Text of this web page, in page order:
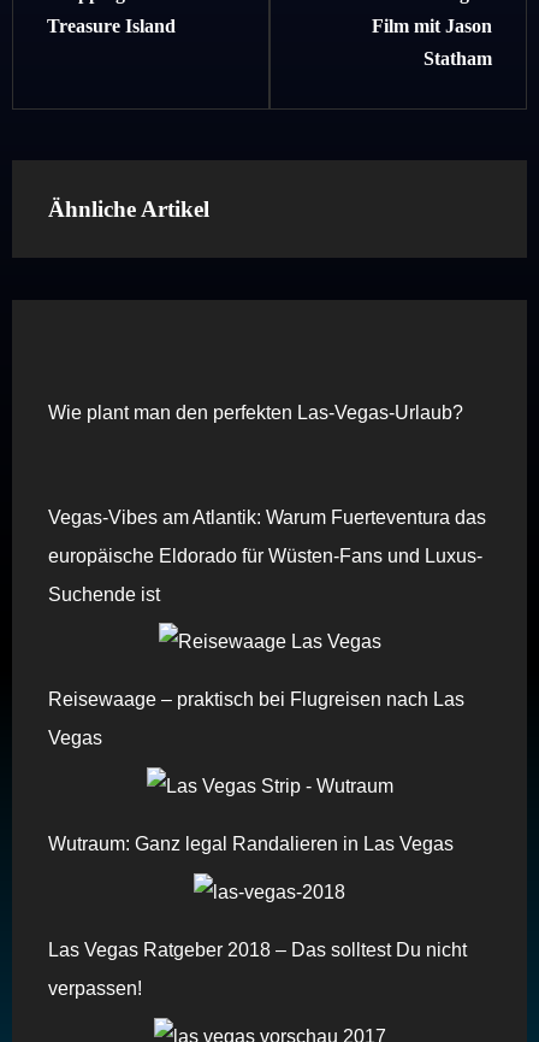
Treasure Island
Film mit Jason
Statham
Ähnliche Artikel
Wie plant man den perfekten Las-Vegas-Urlaub?
Vegas-Vibes am Atlantik: Warum Fuerteventura das
europäische Eldorado für Wüsten-Fans und Luxus-
Suchende ist
Reisewaage – praktisch bei Flugreisen nach Las
Vegas
Wutraum: Ganz legal Randalieren in Las Vegas
Las Vegas Ratgeber 2018 – Das solltest Du nicht
verpassen!